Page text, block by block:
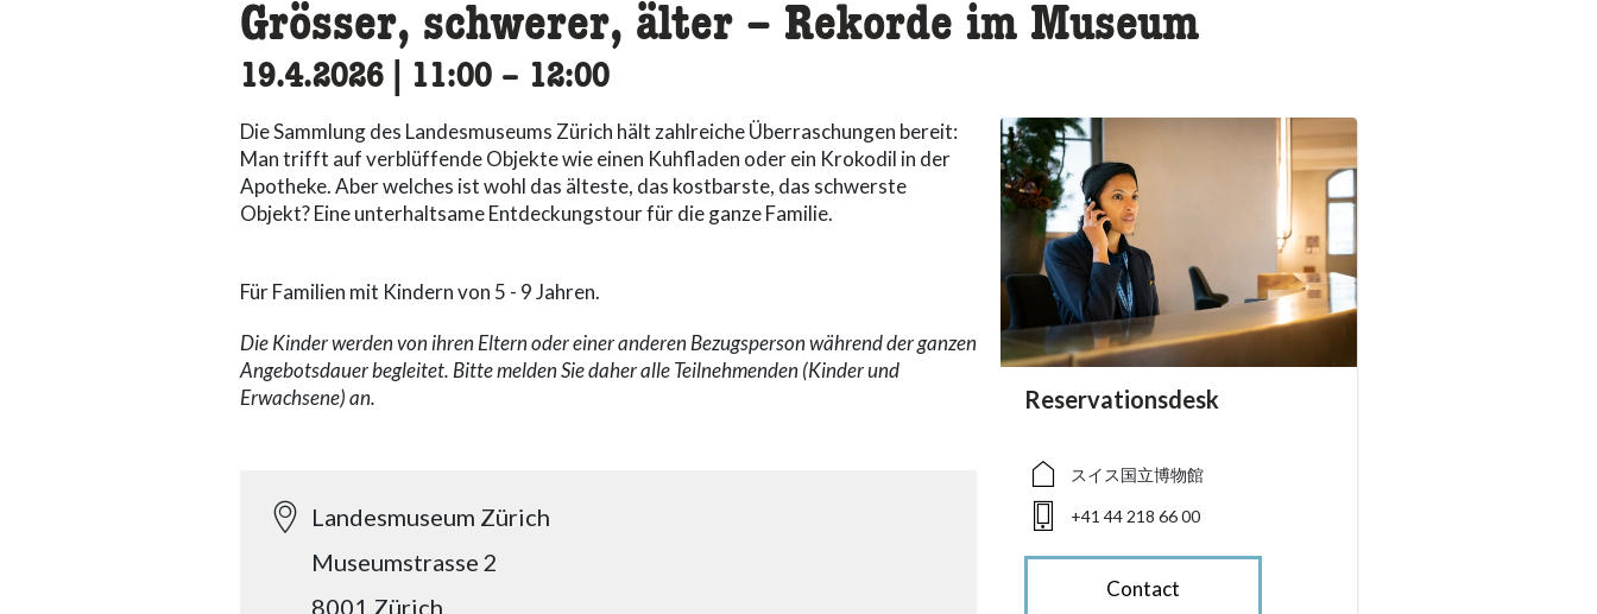
Grösser, schwerer, älter – Rekorde im Museum
19.4.2026 11:00 accessibility.time_to
– 12:00
Die Sammlung des Landesmuseums Zürich hält zahlreiche Überraschungen bereit:
Man trifft auf verblüffende Objekte wie einen Kuhfladen oder ein Krokodil in der
Apotheke. Aber welches ist wohl das älteste, das kostbarste, das schwerste
Objekt? Eine unterhaltsame Entdeckungstour für die ganze Familie.
Für Familien mit Kindern von 5 - 9 Jahren.
Die Kinder werden von ihren Eltern oder einer anderen Bezugsperson während der ganzen
Angebotsdauer begleitet. Bitte melden Sie daher alle Teilnehmenden (Kinder und
Erwachsene) an.
Landesmuseum Zürich
Museumstrasse 2
8001 Zürich
accessibility.sr-only.person_card_info
Reservationsdesk
accessibility.sr-only.museum
スイス国立博物館
accessibility.sr-only.phone
+41 44 218 66 00
Contact